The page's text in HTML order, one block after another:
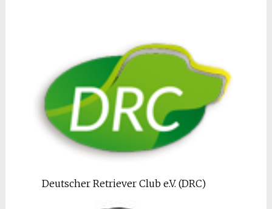
Deutscher Retriever Club e.V. (DRC)